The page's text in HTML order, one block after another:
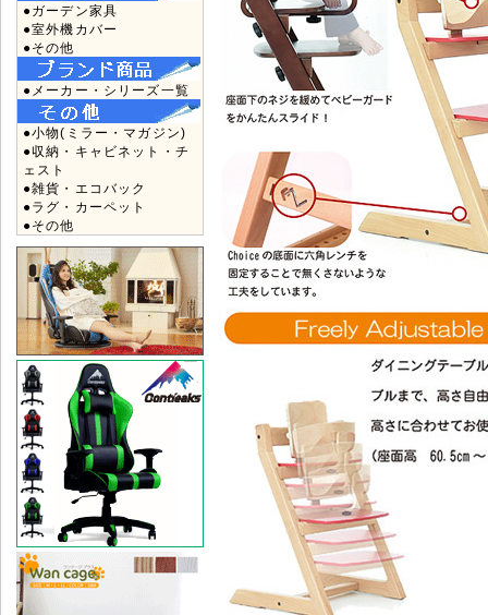
●ガーデン家具
●室外機カバー
●その他
●メーカー・シリーズ一覧
●小物(ミラー・マガジン)
●収納・キャビネット・チ
ェスト
●雑貨・エコバック
●ラグ・カーペット
●その他